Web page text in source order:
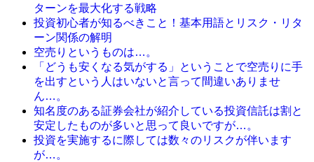
ターンを最大化する戦略
投資初心者が知るべきこと！基本用語とリスク・リタ
ーン関係の解明
空売りというものは…。
「どうも安くなる気がする」ということで空売りに手
を出すという人はいないと言って間違いありませ
ん…。
知名度のある証券会社が紹介している投資信託は割と
安定したものが多いと思って良いですが…。
投資を実施するに際しては数々のリスクが伴います
が…。